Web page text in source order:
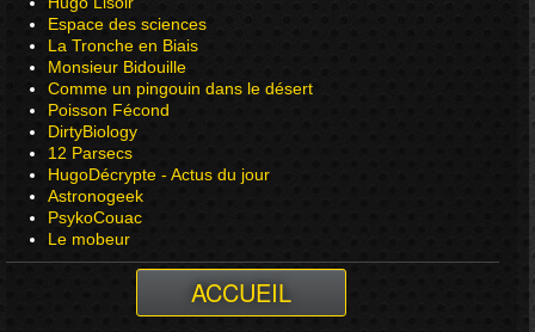
Espace des sciences
La Tronche en Biais
Monsieur Bidouille
Comme un pingouin dans le désert
Poisson Fécond
DirtyBiology
12 Parsecs
HugoDécrypte - Actus du jour
Astronogeek
PsykoCouac
Le mobeur
ACCUEIL